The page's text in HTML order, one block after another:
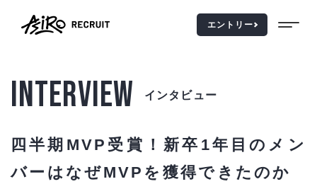
エントリー
MESSAGE
INTERVIEW インタビュー
四半期MVP受賞！新卒1年目のメン
バーはなぜMVPを獲得できたのか